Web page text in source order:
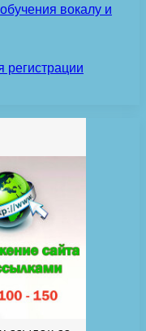
вокалу и
регистрации